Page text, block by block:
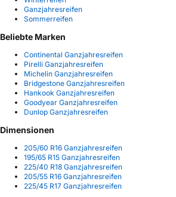
Ganzjahresreifen
Sommerreifen
Beliebte Marken
Continental Ganzjahresreifen
Pirelli Ganzjahresreifen
Michelin Ganzjahresreifen
Bridgestone Ganzjahresreifen
Hankook Ganzjahresreifen
Goodyear Ganzjahresreifen
Dunlop Ganzjahresreifen
Dimensionen
205/60 R16 Ganzjahresreifen
195/65 R15 Ganzjahresreifen
225/40 R18 Ganzjahresreifen
205/55 R16 Ganzjahresreifen
225/45 R17 Ganzjahresreifen